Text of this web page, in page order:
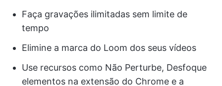
Faça gravações ilimitadas sem limite de
tempo
Elimine a marca do Loom dos seus vídeos
Use recursos como Não Perturbe, Desfoque
elementos na extensão do Chrome e a